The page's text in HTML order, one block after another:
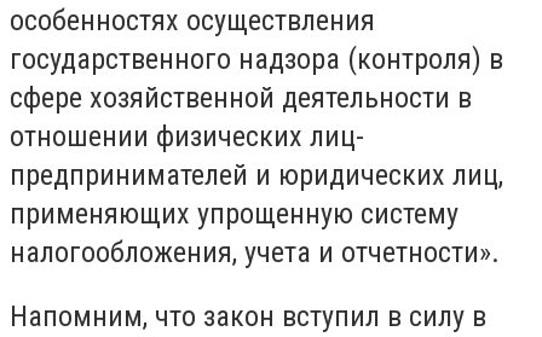
особенностях осуществления
государственного надзора (контроля) в
сфере хозяйственной деятельности в
отношении физических лиц-
предпринимателей и юридических лиц,
применяющих упрощенную систему
налогообложения, учета и отчетности».
Напомним, что закон вступил в силу в